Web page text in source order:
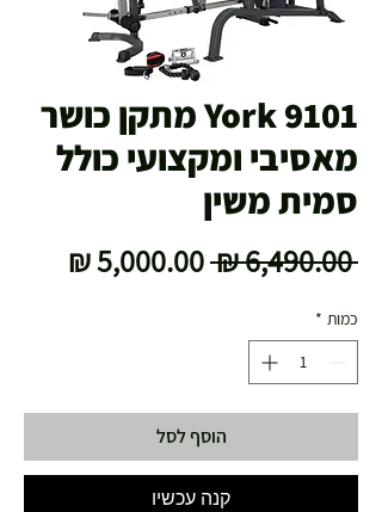
York 9101 מתקן כושר
מאסיבי ומקצועי כולל
סמית משין
‏6,490.00 ‏₪
מחיר
כמות *
הוסף לסל
קנה עכשיו